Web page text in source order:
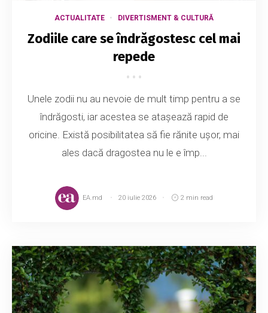
ACTUALITATE DIVERTISMENT & CULTURĂ
Zodiile care se îndrăgostesc cel mai
repede
Unele zodii nu au nevoie de mult timp pentru a se
îndrăgosti, iar acestea se atașează rapid de
oricine. Există posibilitatea să fie rănite ușor, mai
ales dacă dragostea nu le e împ...
EA.md 20 iulie 2026 2 min read